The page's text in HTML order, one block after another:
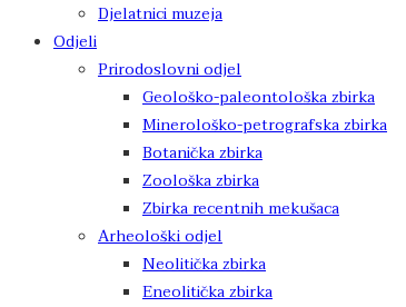
Djelatnici muzeja
Odjeli
Prirodoslovni odjel
Geološko-paleontološka zbirka
Minerološko-petrografska zbirka
Botanička zbirka
Zoološka zbirka
Zbirka recentnih mekušaca
Arheološki odjel
Neolitička zbirka
Eneolitička zbirka